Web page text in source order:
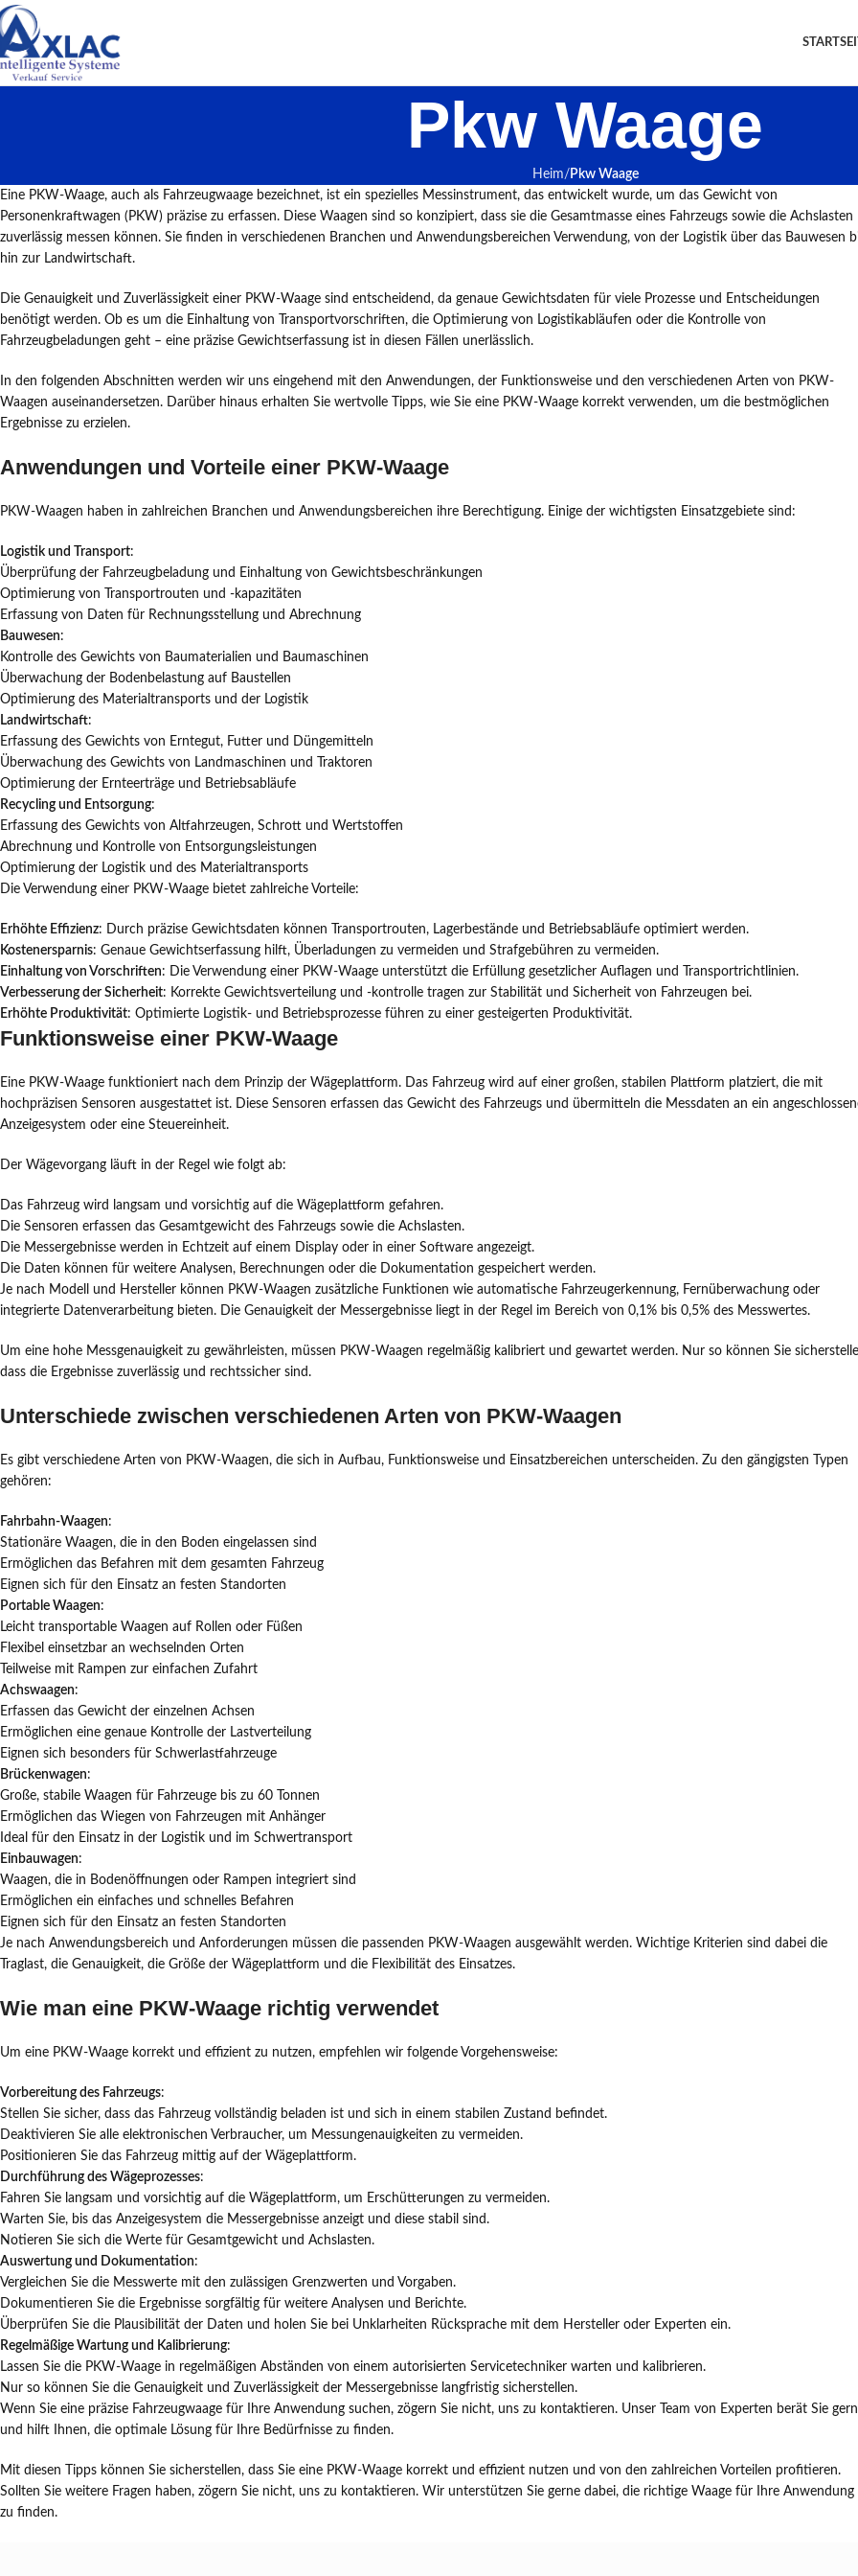
Pkw Waage
Heim
Pkw Waage
Eine PKW-Waage, auch als Fahrzeugwaage bezeichnet, ist ein spezielles Messinstrument, das entwickelt wurde, um das Gewicht von
Personenkraftwagen (PKW) präzise zu erfassen. Diese Waagen sind so konzipiert, dass sie die Gesamtmasse eines Fahrzeugs sowie die Achslasten
zuverlässig messen können. Sie finden in verschiedenen Branchen und Anwendungsbereichen Verwendung, von der Logistik über das Bauwesen
hin zur Landwirtschaft.
Die Genauigkeit und Zuverlässigkeit einer PKW-Waage sind entscheidend, da genaue Gewichtsdaten für viele Prozesse und Entscheidungen
benötigt werden. Ob es um die Einhaltung von Transportvorschriften, die Optimierung von Logistikabläufen oder die Kontrolle von
Fahrzeugbeladungen geht – eine präzise Gewichtserfassung ist in diesen Fällen unerlässlich.
In den folgenden Abschnitten werden wir uns eingehend mit den Anwendungen, der Funktionsweise und den verschiedenen Arten von PKW-
Waagen auseinandersetzen. Darüber hinaus erhalten Sie wertvolle Tipps, wie Sie eine PKW-Waage korrekt verwenden, um die bestmöglichen
Ergebnisse zu erzielen.
Anwendungen und Vorteile einer PKW-Waage
PKW-Waagen haben in zahlreichen Branchen und Anwendungsbereichen ihre Berechtigung. Einige der wichtigsten Einsatzgebiete sind:
Logistik und Transport:
Überprüfung der Fahrzeugbeladung und Einhaltung von Gewichtsbeschränkungen
Optimierung von Transportrouten und -kapazitäten
Erfassung von Daten für Rechnungsstellung und Abrechnung
Bauwesen:
Kontrolle des Gewichts von Baumaterialien und Baumaschinen
Überwachung der Bodenbelastung auf Baustellen
Optimierung des Materialtransports und der Logistik
Landwirtschaft:
Erfassung des Gewichts von Erntegut, Futter und Düngemitteln
Überwachung des Gewichts von Landmaschinen und Traktoren
Optimierung der Ernteerträge und Betriebsabläufe
Recycling und Entsorgung:
Erfassung des Gewichts von Altfahrzeugen, Schrott und Wertstoffen
Abrechnung und Kontrolle von Entsorgungsleistungen
Optimierung der Logistik und des Materialtransports
Die Verwendung einer PKW-Waage bietet zahlreiche Vorteile:
Erhöhte Effizienz: Durch präzise Gewichtsdaten können Transportrouten, Lagerbestände und Betriebsabläufe optimiert werden.
Kostenersparnis: Genaue Gewichtserfassung hilft, Überladungen zu vermeiden und Strafgebühren zu vermeiden.
Einhaltung von Vorschriften: Die Verwendung einer PKW-Waage unterstützt die Erfüllung gesetzlicher Auflagen und Transportrichtlinien.
Verbesserung der Sicherheit: Korrekte Gewichtsverteilung und -kontrolle tragen zur Stabilität und Sicherheit von Fahrzeugen bei.
Erhöhte Produktivität: Optimierte Logistik- und Betriebsprozesse führen zu einer gesteigerten Produktivität.
Funktionsweise einer PKW-Waage
Eine PKW-Waage funktioniert nach dem Prinzip der Wägeplattform. Das Fahrzeug wird auf einer großen, stabilen Plattform platziert, die mit
hochpräzisen Sensoren ausgestattet ist. Diese Sensoren erfassen das Gewicht des Fahrzeugs und übermitteln die Messdaten an ein
Anzeigesystem oder eine Steuereinheit.
Der Wägevorgang läuft in der Regel wie folgt ab:
Das Fahrzeug wird langsam und vorsichtig auf die Wägeplattform gefahren.
Die Sensoren erfassen das Gesamtgewicht des Fahrzeugs sowie die Achslasten.
Die Messergebnisse werden in Echtzeit auf einem Display oder in einer Software angezeigt.
Die Daten können für weitere Analysen, Berechnungen oder die Dokumentation gespeichert werden.
Je nach Modell und Hersteller können PKW-Waagen zusätzliche Funktionen wie automatische Fahrzeugerkennung, Fernüberwachung oder
integrierte Datenverarbeitung bieten. Die Genauigkeit der Messergebnisse liegt in der Regel im Bereich von 0,1% bis 0,5% des Messwertes.
Um eine hohe Messgenauigkeit zu gewährleisten, müssen PKW-Waagen regelmäßig kalibriert und gewartet werden. Nur so können Sie
dass die Ergebnisse zuverlässig und rechtssicher sind.
Unterschiede zwischen verschiedenen Arten von PKW-Waagen
Es gibt verschiedene Arten von PKW-Waagen, die sich in Aufbau, Funktionsweise und Einsatzbereichen unterscheiden. Zu den gängigsten Typen
gehören:
Fahrbahn-Waagen:
Stationäre Waagen, die in den Boden eingelassen sind
Ermöglichen das Befahren mit dem gesamten Fahrzeug
Eignen sich für den Einsatz an festen Standorten
Portable Waagen:
Leicht transportable Waagen auf Rollen oder Füßen
Flexibel einsetzbar an wechselnden Orten
Teilweise mit Rampen zur einfachen Zufahrt
Achswaagen:
Erfassen das Gewicht der einzelnen Achsen
Ermöglichen eine genaue Kontrolle der Lastverteilung
Eignen sich besonders für Schwerlastfahrzeuge
Brückenwagen:
Große, stabile Waagen für Fahrzeuge bis zu 60 Tonnen
Ermöglichen das Wiegen von Fahrzeugen mit Anhänger
Ideal für den Einsatz in der Logistik und im Schwertransport
Einbauwagen:
Waagen, die in Bodenöffnungen oder Rampen integriert sind
Ermöglichen ein einfaches und schnelles Befahren
Eignen sich für den Einsatz an festen Standorten
Je nach Anwendungsbereich und Anforderungen müssen die passenden PKW-Waagen ausgewählt werden. Wichtige Kriterien sind dabei die
Traglast, die Genauigkeit, die Größe der Wägeplattform und die Flexibilität des Einsatzes.
Wie man eine PKW-Waage richtig verwendet
Um eine PKW-Waage korrekt und effizient zu nutzen, empfehlen wir folgende Vorgehensweise:
Vorbereitung des Fahrzeugs:
Stellen Sie sicher, dass das Fahrzeug vollständig beladen ist und sich in einem stabilen Zustand befindet.
Deaktivieren Sie alle elektronischen Verbraucher, um Messungenauigkeiten zu vermeiden.
Positionieren Sie das Fahrzeug mittig auf der Wägeplattform.
Durchführung des Wägeprozesses:
Fahren Sie langsam und vorsichtig auf die Wägeplattform, um Erschütterungen zu vermeiden.
Warten Sie, bis das Anzeigesystem die Messergebnisse anzeigt und diese stabil sind.
Notieren Sie sich die Werte für Gesamtgewicht und Achslasten.
Auswertung und Dokumentation:
Vergleichen Sie die Messwerte mit den zulässigen Grenzwerten und Vorgaben.
Dokumentieren Sie die Ergebnisse sorgfältig für weitere Analysen und Berichte.
Überprüfen Sie die Plausibilität der Daten und holen Sie bei Unklarheiten Rücksprache mit dem Hersteller oder Experten ein.
Regelmäßige Wartung und Kalibrierung:
Lassen Sie die PKW-Waage in regelmäßigen Abständen von einem autorisierten Servicetechniker warten und kalibrieren.
Nur so können Sie die Genauigkeit und Zuverlässigkeit der Messergebnisse langfristig sicherstellen.
Wenn Sie eine präzise Fahrzeugwaage für Ihre Anwendung suchen, zögern Sie nicht, uns zu kontaktieren. Unser Team von Experten berät Sie
und hilft Ihnen, die optimale Lösung für Ihre Bedürfnisse zu finden.
Mit diesen Tipps können Sie sicherstellen, dass Sie eine PKW-Waage korrekt und effizient nutzen und von den zahlreichen Vorteilen profitieren.
Sollten Sie weitere Fragen haben, zögern Sie nicht, uns zu kontaktieren. Wir unterstützen Sie gerne dabei, die richtige Waage für Ihre Anwendung
zu finden.